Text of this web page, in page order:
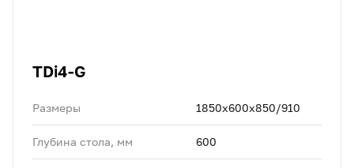
TDi4-G
Размеры 1850x600x850/910
Глубина стола, мм 600